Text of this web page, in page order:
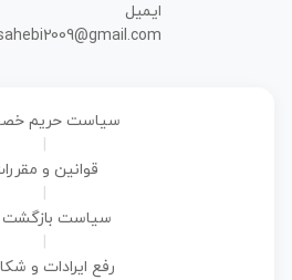
ایمیل
سیاست حریم
قوانین و
سیاست بازگشت
رفع ایرادات و